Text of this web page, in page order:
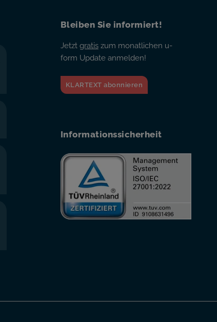
Bleiben Sie informiert!
Jetzt gratiszum monatlichen u-
form Update anmelden!
KLARTEXT abonnieren
Informationssicherheit